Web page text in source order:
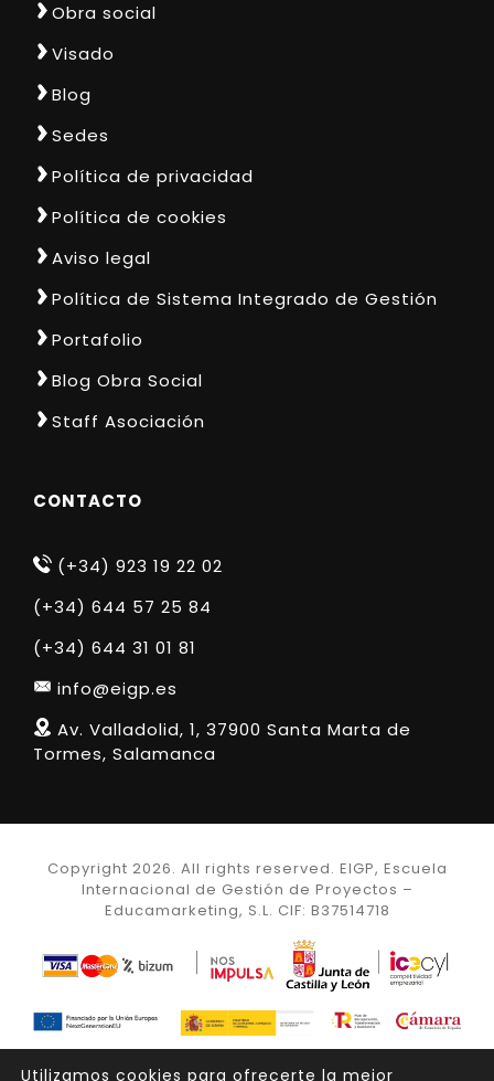
Obra social
Visado
Blog
Sedes
Política de privacidad
Política de cookies
Aviso legal
Política de Sistema Integrado de Gestión
Portafolio
Blog Obra Social
Staff Asociación
CONTACTO
(+34) 923 19 22 02
(+34) 644 57 25 84
(+34) 644 31 01 81
info@eigp.es
Av. Valladolid, 1, 37900 Santa Marta de
Tormes, Salamanca
Copyright 2026. All rights reserved. EIGP, Escuela
Internacional de Gestión de Proyectos –
Educamarketing, S.L. CIF: B37514718
Utilizamos cookies para ofrecerte la mejor